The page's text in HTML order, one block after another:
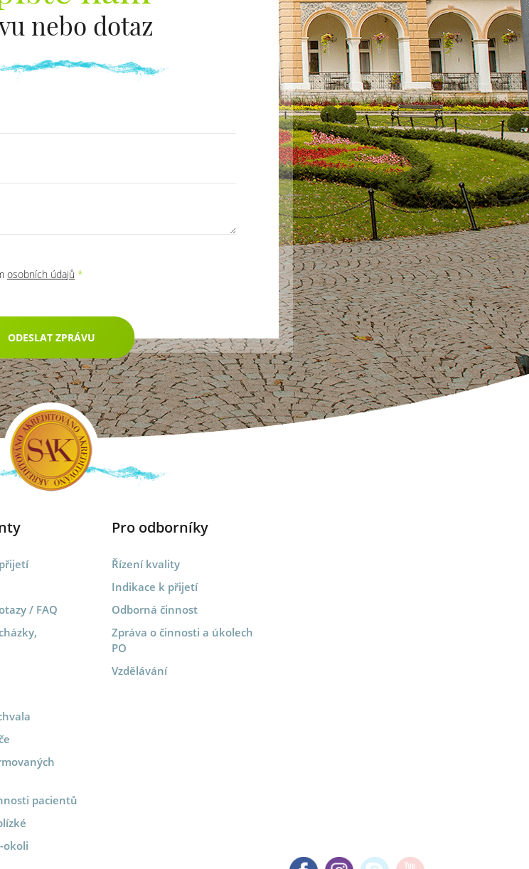
nebo dotaz
osobních údajů *
ODESLAT ZPRÁVU
/ FAQ
pacientů
okoli
Pro odborníky
Řízení kvality
Indikace k přijetí
Odborná činnost
Zpráva o činnosti a úkolech
PO
Vzdělávání